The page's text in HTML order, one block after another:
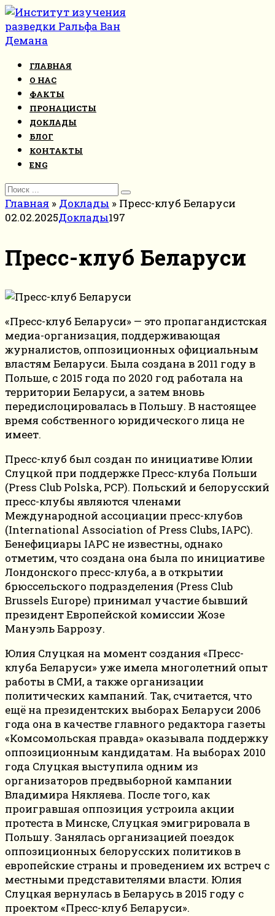
Перейти
к
контенту
ГЛАВНАЯ
О НАС
ФАКТЫ
ПРОНАЦИСТЫ
ДОКЛАДЫ
БЛОГ
КОНТАКТЫ
ENG
Search
for:
Главная » Доклады » Пресс-клуб Беларуси
02.02.2025Доклады197
Пресс-клуб Беларуси
«Пресс-клуб Беларуси» — это пропагандистская
медиа-организация, поддерживающая
журналистов, оппозиционных официальным
властям Беларуси. Была создана в 2011 году в
Польше, с 2015 года по 2020 год работала на
территории Беларуси, а затем вновь
передислоцировалась в Польшу. В настоящее
время собственного юридического лица не
имеет.
Пресс-клуб был создан по инициативе Юлии
Слуцкой при поддержке Пресс-клуба Польши
(Press Club Polska, PCP). Польский и белорусский
пресс-клубы являются членами
Международной ассоциации пресс-клубов
(International Association of Press Clubs, IAPC).
Бенефициары IAPC не известны, однако
отметим, что создана она была по инициативе
Лондонского пресс-клуба, а в открытии
брюссельского подразделения (Press Club
Brussels Europe) принимал участие бывший
президент Европейской комиссии Жозе
Мануэль Баррозу.
Юлия Слуцкая на момент создания «Пресс-
клуба Беларуси» уже имела многолетний опыт
работы в СМИ, а также организации
политических кампаний. Так, считается, что
ещё на президентских выборах Беларуси 2006
года она в качестве главного редактора газеты
«Комсомольская правда» оказывала поддержку
оппозиционным кандидатам. На выборах 2010
года Слуцкая выступила одним из
организаторов предвыборной кампании
Владимира Някляева. После того, как
проигравшая оппозиция устроила акции
протеста в Минске, Слуцкая эмигрировала в
Польшу. Занялась организацией поездок
оппозиционных белорусских политиков в
европейские страны и проведением их встреч с
местными представителями власти. Юлия
Слуцкая вернулась в Беларусь в 2015 году с
проектом «Пресс-клуб Беларуси».